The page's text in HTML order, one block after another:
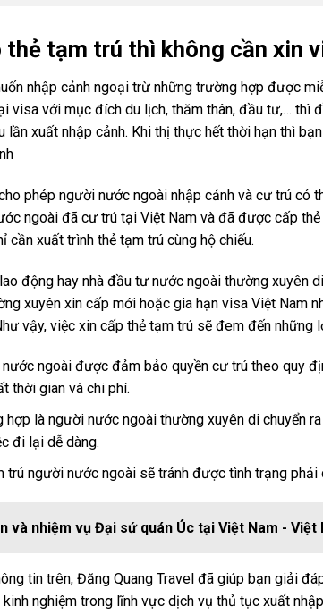
tạm trú thì không cần xin
nhập cảnh ngoại trừ những trường hợp được
visa với mục đích du lịch, thăm thân, đầu tư,… thì
lần xuất nhập cảnh. Khi thị thực hết thời hạn thì
phép người nước ngoài nhập cảnh và cư trú có
ngoài đã cư trú tại Việt Nam và đã được cấp
cần xuất trình thẻ tạm trú cùng hộ chiếu.
động hay nhà đầu tư nước ngoài thường xuyên
xuyên xin cấp mới hoặc gia hạn visa Việt Nam
vậy, việc xin cấp thẻ tạm trú sẽ đem đến những
ngoài được đảm bảo quyền cư trú theo quy
thời gian và chi phí.
là người nước ngoài thường xuyên di chuyển
đi lại dễ dàng.
trú người nước ngoài sẽ tránh được tình trạng phải
và nhiệm vụ Đại sứ quán Úc tại Việt Nam - Việt
tin trên, Đăng Quang Travel đã giúp bạn giải
nghiệm trong lĩnh vực dịch vụ thủ tục xuất